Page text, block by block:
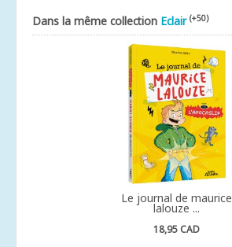
Dans la même collection Eclair (+50)
Le journal de maurice
lalouze ...
18,95 CAD